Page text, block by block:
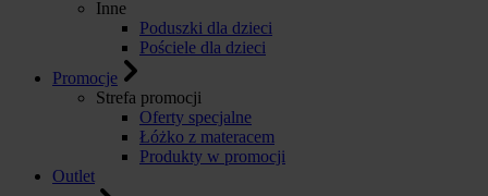
Inne
Poduszki dla dzieci
Pościele dla dzieci
Promocje
Strefa promocji
Oferty specjalne
Łóżko z materacem
Produkty w promocji
Outlet